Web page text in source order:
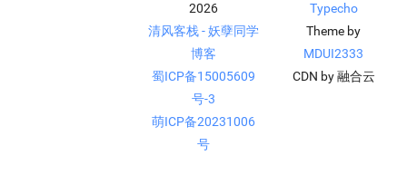
2026
清风客栈 - 妖孽同学
博客
蜀ICP备15005609
号-3
萌ICP备20231006
号
Typecho
Theme by
MDUI2333
CDN by 融合云